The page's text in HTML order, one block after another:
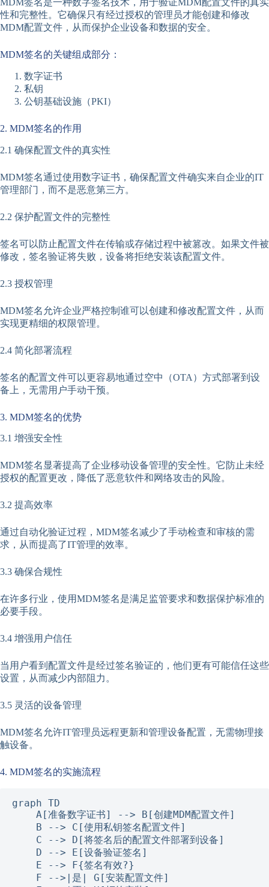
MDM签名是一种数字签名技术，用于验证MDM配置文件的真实
性和完整性。它确保只有经过授权的管理员才能创建和修改
MDM配置文件，从而保护企业设备和数据的安全。
MDM签名的关键组成部分：
数字证书
私钥
公钥基础设施（PKI）
2. MDM签名的作用
2.1 确保配置文件的真实性
MDM签名通过使用数字证书，确保配置文件确实来自企业的IT
管理部门，而不是恶意第三方。
2.2 保护配置文件的完整性
签名可以防止配置文件在传输或存储过程中被篡改。如果文件被
修改，签名验证将失败，设备将拒绝安装该配置文件。
2.3 授权管理
MDM签名允许企业严格控制谁可以创建和修改配置文件，从而
实现更精细的权限管理。
2.4 简化部署流程
签名的配置文件可以更容易地通过空中（OTA）方式部署到设
备上，无需用户手动干预。
3. MDM签名的优势
3.1 增强安全性
MDM签名显著提高了企业移动设备管理的安全性。它防止未经
授权的配置更改，降低了恶意软件和网络攻击的风险。
3.2 提高效率
通过自动化验证过程，MDM签名减少了手动检查和审核的需
求，从而提高了IT管理的效率。
3.3 确保合规性
在许多行业，使用MDM签名是满足监管要求和数据保护标准的
必要手段。
3.4 增强用户信任
当用户看到配置文件是经过签名验证的，他们更有可能信任这些
设置，从而减少内部阻力。
3.5 灵活的设备管理
MDM签名允许IT管理员远程更新和管理设备配置，无需物理接
触设备。
4. MDM签名的实施流程
graph TD